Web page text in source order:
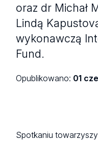
oraz dr Michał
Lindą
wykonawczą
Fund.
Opublikowano: 01
Spotkaniu